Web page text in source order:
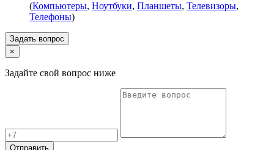
(Компьютеры, Ноутбуки, Планшеты, Телевизоры,
Телефоны)
Задать вопрос
×
Задайте свой вопрос ниже
Отправить